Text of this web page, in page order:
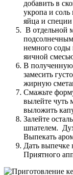
добавить в
укропа и
яйца и
В отдельной
немного соды
яичной
В полученную
замесить
жирную
Смажьте
вылейте чуть
выложить
Залейте
шпателем.
Выпекать
Дать выпечке
Приятного